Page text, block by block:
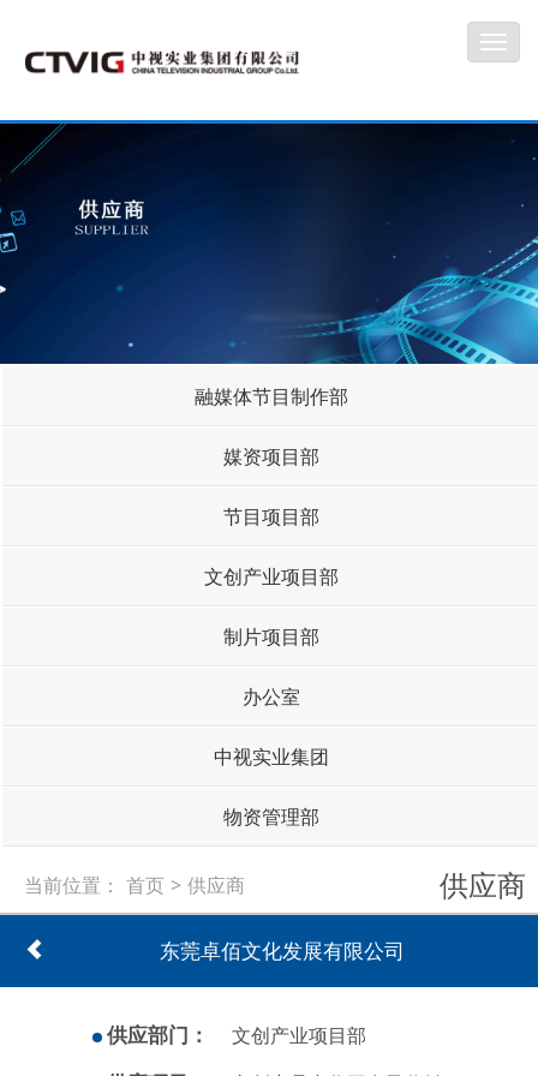
融媒体节目制作部
媒资项目部
节目项目部
文创产业项目部
制片项目部
办公室
中视实业集团
物资管理部
供应商
当前位置： 首页 > 供应商
东莞卓佰文化发展有限公司
供应部门： 文创产业项目部